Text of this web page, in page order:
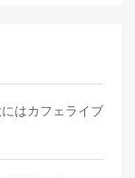
はカフェライブ